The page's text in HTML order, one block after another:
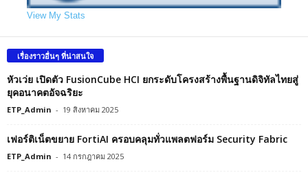
View My Stats
เรื่องราวอื่นๆ ที่น่าสนใจ
หัวเว่ย เปิดตัว FusionCube HCI ยกระดับโครงสร้างพื้นฐานดิจิทัลไทยสู่
ยุคอนาคตอัจฉริยะ
ETP_Admin - 19 สิงหาคม 2025
เฟอร์ติเน็ตขยาย FortiAI ครอบคลุมทั่วแพลตฟอร์ม Security Fabric
ETP_Admin - 14 กรกฎาคม 2025